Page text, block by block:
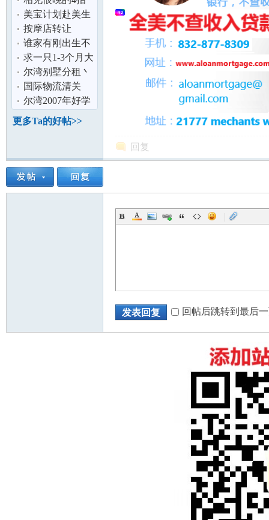
识字法,让华人孩
子不再识字难
美宝计划赴美生
子-中美航线
按摩店转让
谁家有刚出生不
久的棕色,香槟色
或者红色泰
求一只1-3个月大
的比熊
尔湾别墅分租丶
两房两浴公寓整
租丶接送机丶
国际物流清关
尔湾2007年好学
区独立屋
更多Ta的好帖>>
回复
|
发表回复 回帖后跳转到最后